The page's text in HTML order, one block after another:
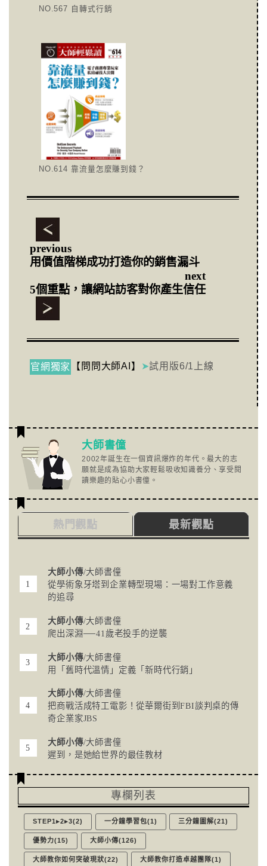
NO.567 自轉式行銷
NO.614 靠流量怎麼賺到錢？
previous
用價值階梯成功打造你的銷售漏斗
next
5個重點，讓網站訪客對你產生信任
官網獨家 【問問大師AI】 ➤試用版6/1上線
大師書僮
2002年誕生在一個資訊爆炸的年代。最大的志
願就是成為協助大家輕鬆吸收知識養分、享受閱
讀樂趣的貼心小書僮。
最新觀點
熱門觀點
大師小傳/大師書僮
從學術象牙塔到企業轉型現場：一場對工作意義
的追尋
大師小傳/大師書僮
爬出深淵──41歲老投手的逆襲
大師小傳/大師書僮
用「舊時代溫情」定義「新時代行銷」
大師小傳/大師書僮
把商戰活成特工電影！從華爾街到FBI談判桌的傳
奇企業家JBS
大師小傳/大師書僮
遲到，是她給世界的最佳教材
專欄列表
STEP1▸2▸3(2) 一分鐘學習包(1) 三分鐘圖解(21)
優勢力(15) 大師小傳(126)
大師教你如何突破現狀(22) 大師教你打造卓越團隊(1)